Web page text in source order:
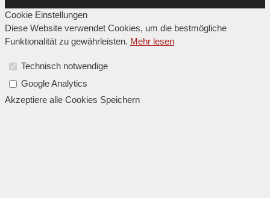
Cookie Einstellungen
Diese Website verwendet Cookies, um die bestmögliche
Funktionalität zu gewährleisten. Mehr lesen
Technisch notwendige
Google Analytics
Akzeptiere alle Cookies Speichern